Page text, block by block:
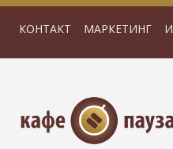
КОНТАКТ МАРКЕТИНГ